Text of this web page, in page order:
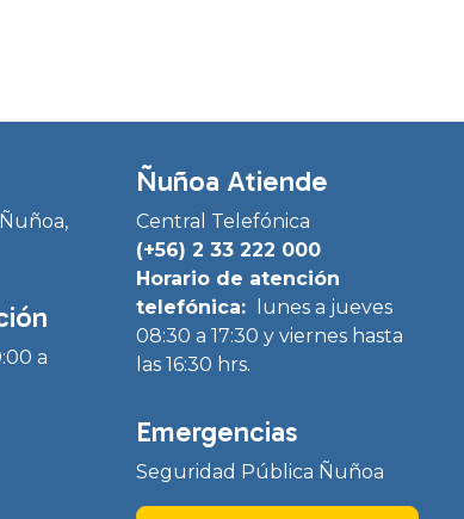
a
Ñuñoa Atiende
Central Telefónica
(+56) 2 33 222 000
Horario de atención
telefónica:
lunes a jueves
08:30 a 17:30 y viernes hasta
las 16:30 hrs.
Emergencias
Seguridad Pública Ñuñoa